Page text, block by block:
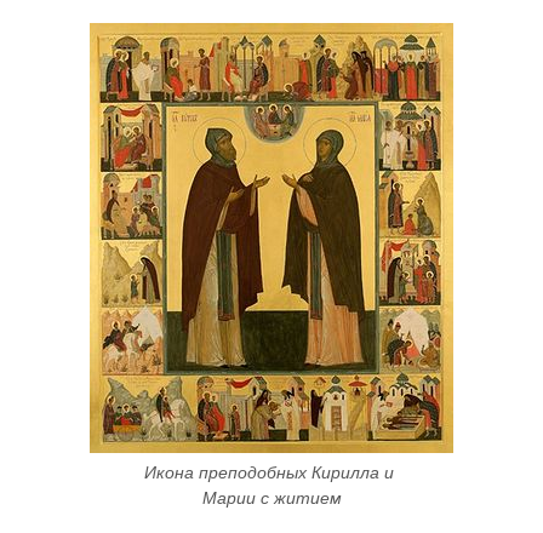
Икона преподобных Кирилла и
Марии с житием